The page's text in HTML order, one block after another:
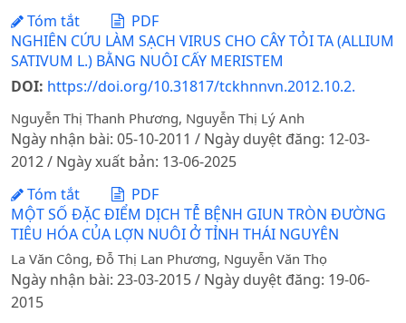
Tóm tắt
PDF
NGHIÊN CỨU LÀM SẠCH VIRUS CHO CÂY TỎI TA (ALLIUM
SATIVUM L.) BẰNG NUÔI CẤY MERISTEM
DOI: https://doi.org/10.31817/tckhnnvn.2012.10.2.
Nguyễn Thị Thanh Phương, Nguyễn Thị Lý Anh
Ngày nhận bài: 05-10-2011 / Ngày duyệt đăng: 12-03-
2012 / Ngày xuất bản: 13-06-2025
Tóm tắt
PDF
MỘT SỐ ĐẶC ĐIỂM DỊCH TỄ BỆNH GIUN TRÒN ĐƯỜNG
TIÊU HÓA CỦA LỢN NUÔI Ở TỈNH THÁI NGUYÊN
La Văn Công, Đỗ Thị Lan Phương, Nguyễn Văn Thọ
Ngày nhận bài: 23-03-2015 / Ngày duyệt đăng: 19-06-
2015